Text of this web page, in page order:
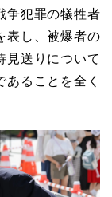
争犯罪の犠牲者
表し、被爆者の
見送りについて
ることを全く